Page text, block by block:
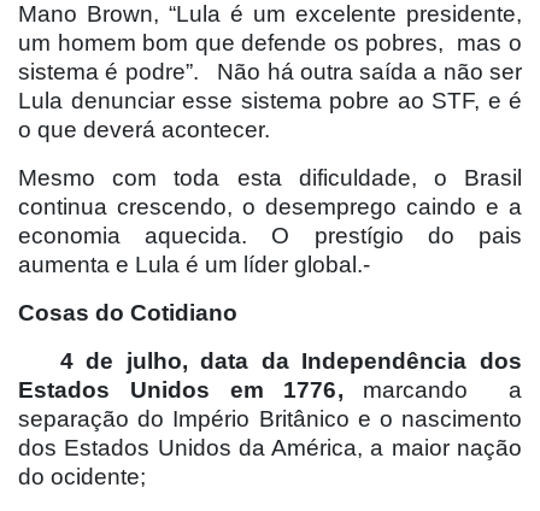
Mano Brown, “Lula é um excelente presidente,
um homem bom que defende os pobres,
mas o
sistema é podre”.
Não há outra saída a não ser
Lula denunciar esse sistema pobre ao STF, e é
o que deverá acontecer.
Mesmo com toda esta dificuldade, o Brasil
continua crescendo, o desemprego caindo e a
economia aquecida. O prestígio do pais
aumenta e Lula é um líder global.-
Cosas do Cotidiano
4 de julho, data da Independência dos
Estados Unidos em 1776, marcando
a
separação do Império Britânico e o nascimento
dos Estados Unidos da América, a maior nação
do ocidente;